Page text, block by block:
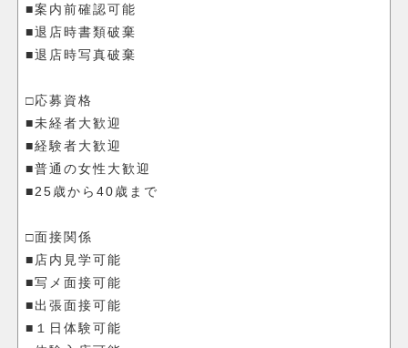
■案内前確認可能
■退店時書類破棄
■退店時写真破棄
□応募資格
■未経者大歓迎
■経験者大歓迎
■普通の女性大歓迎
■25歳から40歳まで
□面接関係
■店内見学可能
■写メ面接可能
■出張面接可能
■１日体験可能